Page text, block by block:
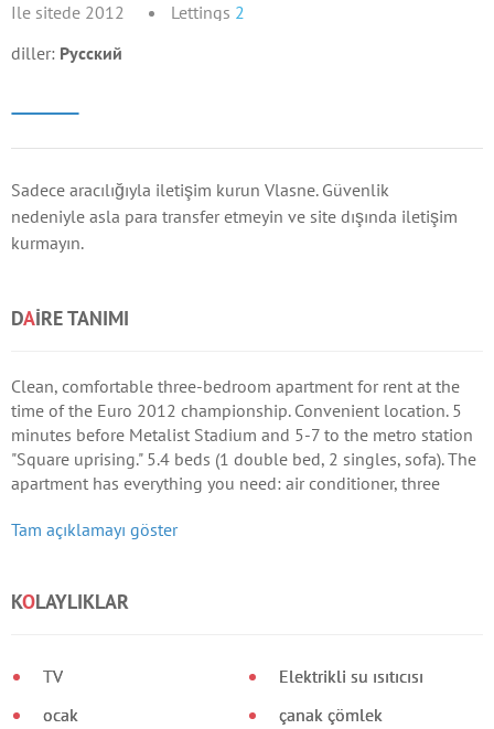
Ile sitede 2012 Lettings 2
diller: Русский
Sadece aracılığıyla iletişim kurun Vlasne. Güvenlik
nedeniyle asla para transfer etmeyin ve site dışında iletişim
kurmayın.
DAIRE TANIMI
Clean, comfortable three-bedroom apartment for rent at the
time of the Euro 2012 championship. Convenient location. 5
minutes before Metalist Stadium and 5-7 to the metro station
"Square uprising." 5.4 beds (1 double bed, 2 singles, sofa). The
apartment has everything you need: air conditioner, three
refrigerator, iron.
Tam açıklamayı göster
KOLAYLIKLAR
TV
ocak
Elektrikli su ısıtıcısı
çanak çömlek